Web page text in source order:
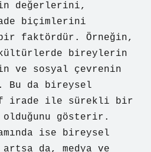
değerlerini,
biçimlerini
faktördür. Örneğin,
bireylerin
ve sosyal çevrenin
Bu da bireysel
irade ile sürekli bir
gösterir.
ise bireysel
da, medya ve